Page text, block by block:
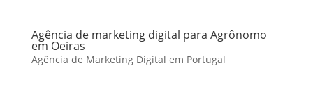
Agência de marketing digital para Agrônomo
em Oeiras
Agência de Marketing Digital em Portugal